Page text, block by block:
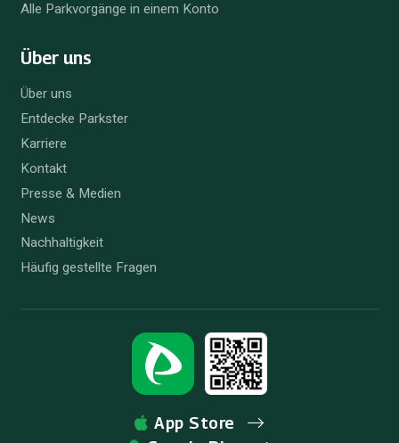
Alle Parkvorgänge in einem Konto
Über uns
Über uns
Entdecke Parkster
Karriere
Kontakt
Presse & Medien
News
Nachhaltigkeit
Häufig gestellte Fragen
App Store